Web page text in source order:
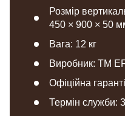
Розмір
450 × 900 × 50
Вага: 12 кг
Виробник: TM
Офіційна
Термін служби: